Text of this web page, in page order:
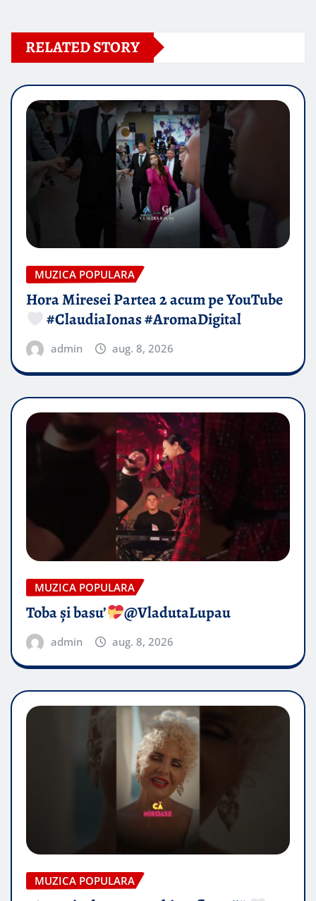
RELATED STORY
MUZICA POPULARA
Hora Miresei Partea 2 acum pe YouTube
#ClaudiaIonas #AromaDigital
admin aug. 8, 2026
MUZICA POPULARA
Toba și basu’ @VladutaLupau
admin aug. 8, 2026
MUZICA POPULARA